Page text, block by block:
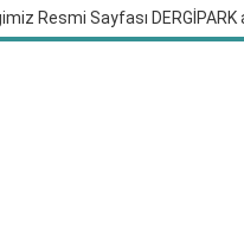
Resmi Sayfası